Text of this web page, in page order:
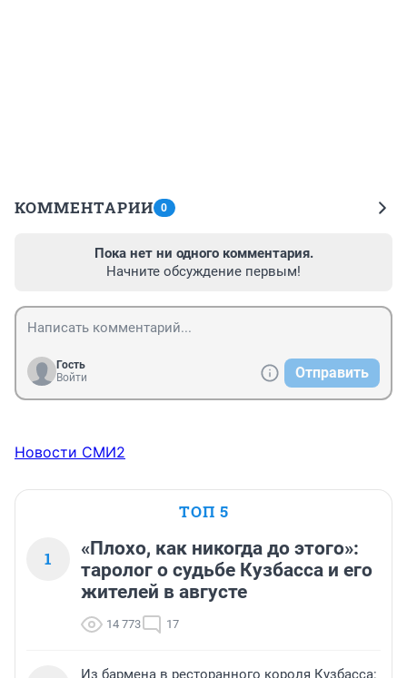
КОММЕНТАРИИ 0
Пока нет ни одного комментария.
Начните обсуждение первым!
Гость
Войти
Отправить
Новости СМИ2
ТОП 5
1
«Плохо, как никогда до этого»:
таролог о судьбе Кузбасса и его
жителей в августе
14 773 17
Из бармена в ресторанного короля Кузбасса: